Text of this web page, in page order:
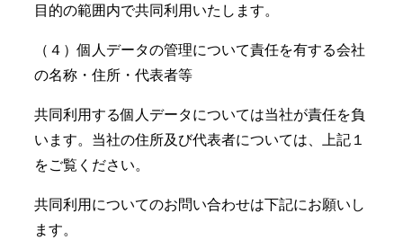
目的の範囲内で共同利用いたします。
（４）個人データの管理について責任を有する会社
の名称・住所・代表者等
共同利用する個人データについては当社が責任を負
います。当社の住所及び代表者については、上記１
をご覧ください。
共同利用についてのお問い合わせは下記にお願いし
ます。